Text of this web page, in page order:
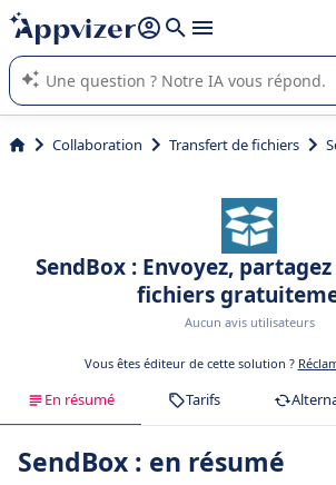
répondre (plusieurs lignes avec
L'IA de Appvizer vous guide dans l'utilisation
logiciel SaaS en entreprise.
Collaboration Transfert de fichiers
SendBox : Envoyez,
fichiers
Aucun avis utilisateurs
Vous êtes éditeur de cette solution ?
En résumé Tarifs
SendBox : en résumé